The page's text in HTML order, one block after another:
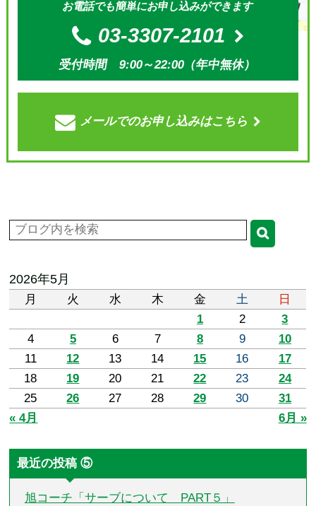
お電話でも簡単にお申し込みができます
03-3307-2101
受付時間 9:00～22:00（年中無休）
メールでのお申し込みはこちら
2026年5月
月 火 水 木 金 土
日
1
2
3
4
5 6 7 8 9
10
11
12 13 14 15 16
17
18
19 20 21 22 23
24
25
26 27 28 29 30
31
« 4月
6月 »
最近の投稿 ⑤
旭コーチ「サーブについて PART５」